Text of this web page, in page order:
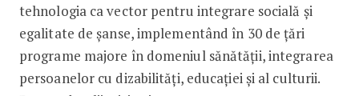
tehnologia ca vector pentru integrare socială și
egalitate de șanse, implementând în 30 de țări
programe majore în domeniul sănătății, integrarea
persoanelor cu dizabilități, educației și al culturii.